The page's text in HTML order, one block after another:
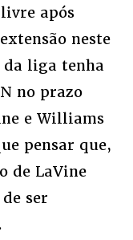
após
neste
da liga tenha
no prazo
e Williams
pensar que,
de LaVine
ser